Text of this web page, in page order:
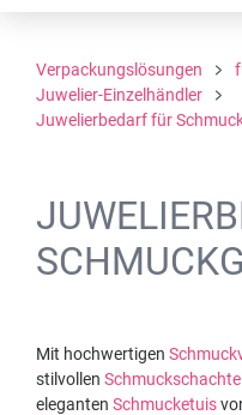
Verpackungslösungen
Juwelier-Einzelhändler
Juwelierbedarf für
Mit hochwertigen
stilvollen
eleganten Schmucketuis